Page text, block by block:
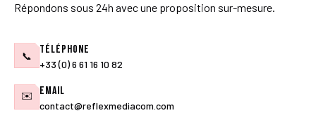
Répondons sous 24h avec une proposition sur-mesure.
📞 Téléphone
+33 (0) 6 61 16 10 82
✉️ Email
contact@reflexmediacom.com